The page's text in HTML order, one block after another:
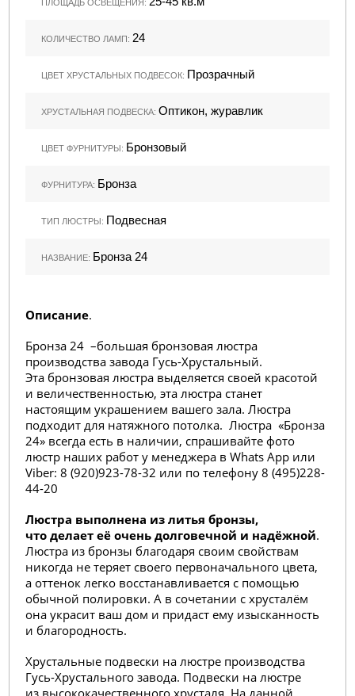
ПЛОЩАДЬ ОСВЕЩЕНИЯ:
КОЛИЧЕСТВО ЛАМП: 24
ЦВЕТ ХРУСТАЛЬНЫХ ПОДВЕСОК: Прозрачный
ХРУСТАЛЬНАЯ ПОДВЕСКА:Оптикон, журавлик
ЦВЕТ ФУРНИТУРЫ: Бронзовый
ФУРНИТУРА: Бронза
ТИП ЛЮСТРЫ: Подвесная
НАЗВАНИЕ: Бронза 24
Описание.
Бронза 24 –большая бронзовая люстра
производства завода Гусь-Хрустальный.
Эта бронзовая люстра выделяется своей красотой
и величественностью, эта люстра станет
настоящим украшением вашего зала. Люстра
подходит для натяжного потолка. Люстра «Бронза
24» всегда есть в наличии, спрашивайте фото
люстр наших работ у менеджера в Whats App или
Viber: 8 (920)923-78-32 или по телефону 8 (495)228-
44-20
Люстра выполнена из литья бронзы,
что делает её очень долговечной и надёжной.
Люстра из бронзы благодаря своим свойствам
никогда не теряет своего первоначального цвета,
а оттенок легко восстанавливается с помощью
обычной полировки. А в сочетании с хрусталём
она украсит ваш дом и придаст ему изысканность
и благородность.
Хрустальные подвески на люстре производства
Гусь-Хрустального завода. Подвески на люстре